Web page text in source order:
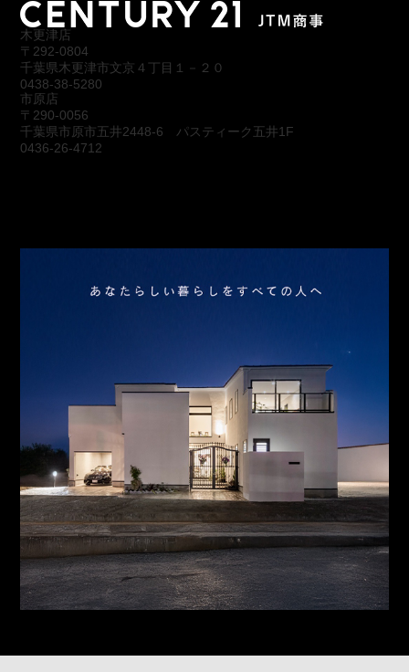
木更津店
〒292-0804
千葉県木更津市文京４丁目１－２０
0438-38-5280
市原店
〒290-0056
千葉県市原市五井2448-6 パスティーク五井1F
0436-26-4712